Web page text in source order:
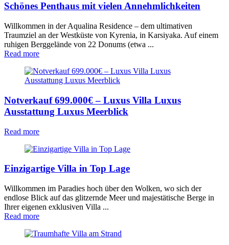
Schönes Penthaus mit vielen Annehmlichkeiten
Willkommen in der Aqualina Residence – dem ultimativen
Traumziel an der Westküste von Kyrenia, in Karsiyaka. Auf einem
ruhigen Berggelände von 22 Donums (etwa ...
Read more
Notverkauf 699.000€ – Luxus Villa Luxus
Ausstattung Luxus Meerblick
Read more
Einzigartige Villa in Top Lage
Willkommen im Paradies hoch über den Wolken, wo sich der
endlose Blick auf das glitzernde Meer und majestätische Berge in
Ihrer eigenen exklusiven Villa ...
Read more